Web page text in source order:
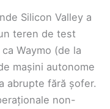
Silicon Valley a
teren de test
Waymo (de la
mașini autonome
abrupte fără șofer.
non-